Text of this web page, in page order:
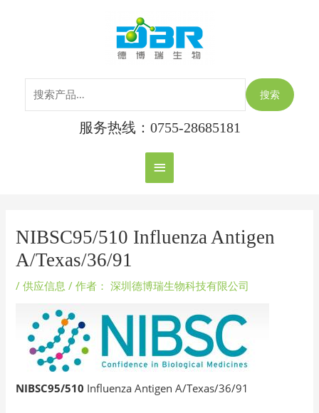
主
菜
单
搜索
服务热线：0755-28685181
NIBSC95/510 Influenza Antigen
A/Texas/36/91
/供应信息 / 作者： 深圳德博瑞生物科技有限公司
NIBSC95/510 Influenza Antigen A/Texas/36/91